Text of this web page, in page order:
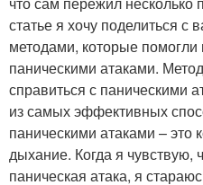
статье я хочу поделиться
методами, которые помогли
паническими атаками.
справиться с паническими
из самых эффективных
паническими атаками – это
дыхание. Когда я чувствую,
паническая атака, я